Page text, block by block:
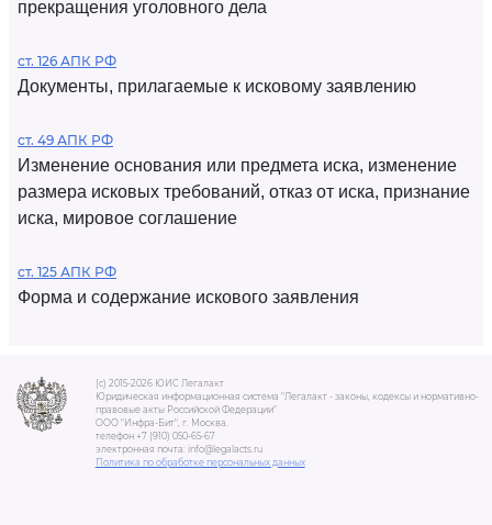
прекращения уголовного дела
ст. 126 АПК РФ
Документы, прилагаемые к исковому заявлению
ст. 49 АПК РФ
Изменение основания или предмета иска, изменение
размера исковых требований, отказ от иска, признание
иска, мировое соглашение
ст. 125 АПК РФ
Форма и содержание искового заявления
(c) 2015-2026 ЮИС Легалакт
Юридическая информационная система "Легалакт - законы, кодексы и нормативно-
правовые акты Российской Федерации"
ООО "Инфра-Бит", г. Москва.
телефон +7 (910) 050-65-67
электронная почта: info@legalacts.ru
Политика по обработке персональных данных